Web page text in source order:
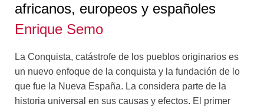
africanos, europeos y españoles
Enrique Semo
La Conquista, catástrofe de los pueblos originarios es
un nuevo enfoque de la conquista y la fundación de lo
que fue la Nueva España. La considera parte de la
historia universal en sus causas y efectos. El primer